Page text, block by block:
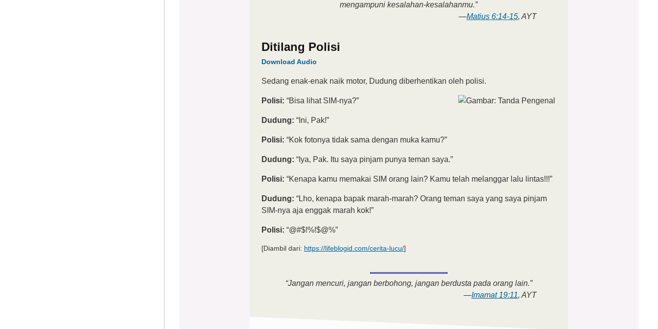
mengampuni kesalahan-kesalahanmu.”
—Matius 6:14-15, AYT
Ditilang Polisi
Download Audio
Sedang enak-enak naik motor, Dudung diberhentikan oleh polisi.
Polisi: “Bisa lihat SIM-nya?”
Dudung: “Ini, Pak!”
Polisi: “Kok fotonya tidak sama dengan muka kamu?”
Dudung: “Iya, Pak. Itu saya pinjam punya teman saya.”
Polisi: “Kenapa kamu memakai SIM orang lain? Kamu telah melanggar lalu lintas!!!”
Dudung: “Lho, kenapa bapak marah-marah? Orang teman saya yang saya pinjam
SIM-nya aja enggak marah kok!”
Polisi: “@#$!%!$@%”
[Diambil dari: https://lifeblogid.com/cerita-lucu/]
“Jangan mencuri, jangan berbohong, jangan berdusta pada orang lain.”
—Imamat 19:11, AYT